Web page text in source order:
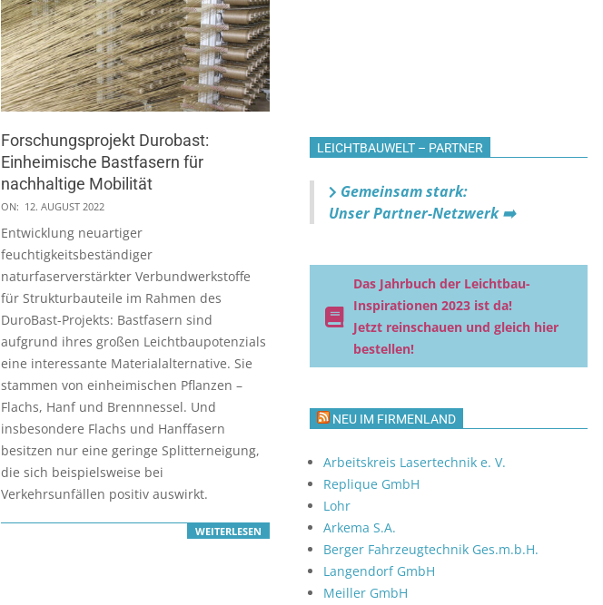
Forschungsprojekt Durobast:
Einheimische Bastfasern für
nachhaltige Mobilität
2022-
08-
12
ON: 12. AUGUST 2022
Entwicklung neuartiger
feuchtigkeitsbeständiger
naturfaserverstärkter Verbundwerkstoffe
für Strukturbauteile im Rahmen des
DuroBast-Projekts: Bastfasern sind
aufgrund ihres großen Leichtbaupotenzials
eine interessante Materialalternative. Sie
stammen von einheimischen Pflanzen –
Flachs, Hanf und Brennnessel. Und
insbesondere Flachs und Hanffasern
besitzen nur eine geringe Splitterneigung,
die sich beispielsweise bei
Verkehrsunfällen positiv auswirkt.
WEITERLESEN
LEICHTBAUWELT – PARTNER
Gemeinsam stark:
Unser Partner-Netzwerk ➡️
Das Jahrbuch der Leichtbau-
Inspirationen 2023 ist da!
Jetzt reinschauen und gleich hier
bestellen!
NEU IM FIRMENLAND
Arbeitskreis Lasertechnik e. V.
Replique GmbH
Lohr
Arkema S.A.
Berger Fahrzeugtechnik Ges.m.b.H.
Langendorf GmbH
Meiller GmbH